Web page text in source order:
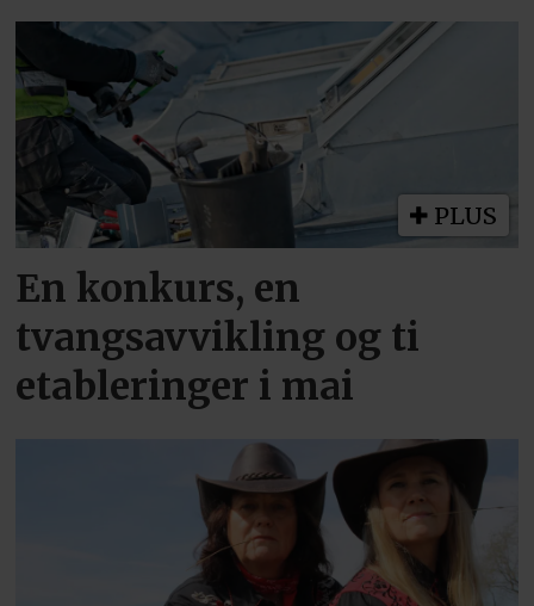
PLUS
En konkurs, en
tvangsavvikling og ti
etableringer i mai